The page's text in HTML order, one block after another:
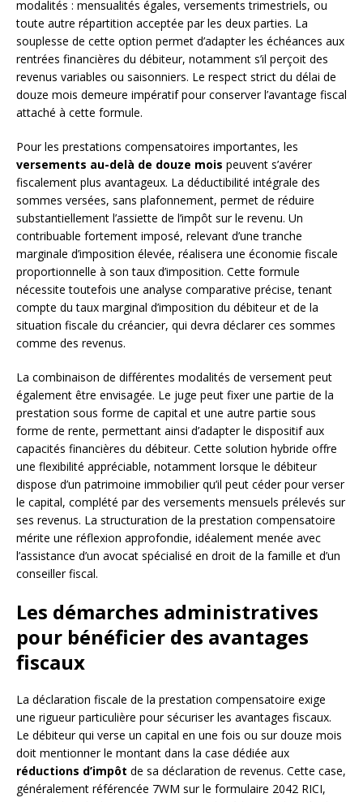
modalités : mensualités égales, versements trimestriels, ou
toute autre répartition acceptée par les deux parties. La
souplesse de cette option permet d’adapter les échéances aux
rentrées financières du débiteur, notamment s’il perçoit des
revenus variables ou saisonniers. Le respect strict du délai de
douze mois demeure impératif pour conserver l’avantage fiscal
attaché à cette formule.
Pour les prestations compensatoires importantes, les
versements au-delà de douze mois peuvent s’avérer
fiscalement plus avantageux. La déductibilité intégrale des
sommes versées, sans plafonnement, permet de réduire
substantiellement l’assiette de l’impôt sur le revenu. Un
contribuable fortement imposé, relevant d’une tranche
marginale d’imposition élevée, réalisera une économie fiscale
proportionnelle à son taux d’imposition. Cette formule
nécessite toutefois une analyse comparative précise, tenant
compte du taux marginal d’imposition du débiteur et de la
situation fiscale du créancier, qui devra déclarer ces sommes
comme des revenus.
La combinaison de différentes modalités de versement peut
également être envisagée. Le juge peut fixer une partie de la
prestation sous forme de capital et une autre partie sous
forme de rente, permettant ainsi d’adapter le dispositif aux
capacités financières du débiteur. Cette solution hybride offre
une flexibilité appréciable, notamment lorsque le débiteur
dispose d’un patrimoine immobilier qu’il peut céder pour verser
le capital, complété par des versements mensuels prélevés sur
ses revenus. La structuration de la prestation compensatoire
mérite une réflexion approfondie, idéalement menée avec
l’assistance d’un avocat spécialisé en droit de la famille et d’un
conseiller fiscal.
Les démarches administratives
pour bénéficier des avantages
fiscaux
La déclaration fiscale de la prestation compensatoire exige
une rigueur particulière pour sécuriser les avantages fiscaux.
Le débiteur qui verse un capital en une fois ou sur douze mois
doit mentionner le montant dans la case dédiée aux
réductions d’impôt de sa déclaration de revenus. Cette case,
généralement référencée 7WM sur le formulaire 2042 RICI,